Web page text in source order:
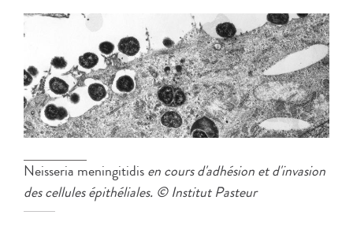
Neisseria meningitidisen cours d'adhésion et d'invasion
des cellules épithéliales. © Institut Pasteur